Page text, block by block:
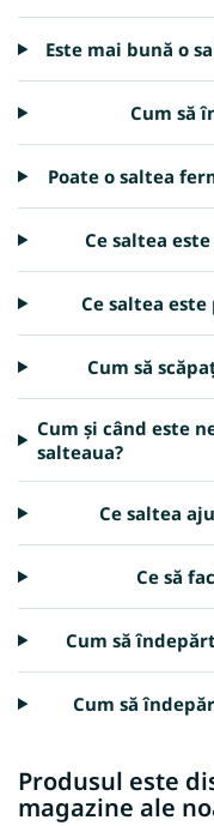
Este mai bună o
Cum să
Poate o saltea
Ce saltea
Ce saltea
Cum să
Cum și când este
salteaua?
Ce saltea
Ce să
Cum să
Cum să
Produsul este
magazine ale